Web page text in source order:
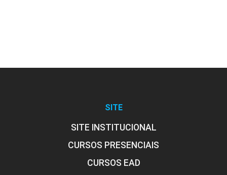
SITE
SITE INSTITUCIONAL
CURSOS PRESENCIAIS
CURSOS EAD